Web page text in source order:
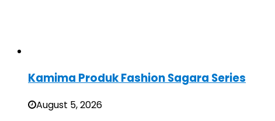
Kamima Produk Fashion Sagara Series
August 5, 2026